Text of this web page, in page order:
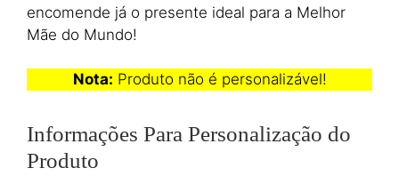
encomende já o presente ideal para a Melhor
Mãe do Mundo!
Nota: Produto não é personalizável!
Informações Para Personalização do
Produto